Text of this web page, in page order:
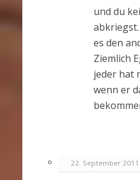
und du
es den
Ziemlich
jeder hat
wenn er
22. September